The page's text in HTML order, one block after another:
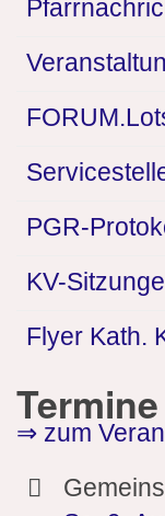
PGR-
KV-
Flyer Kath.
⇒ zum